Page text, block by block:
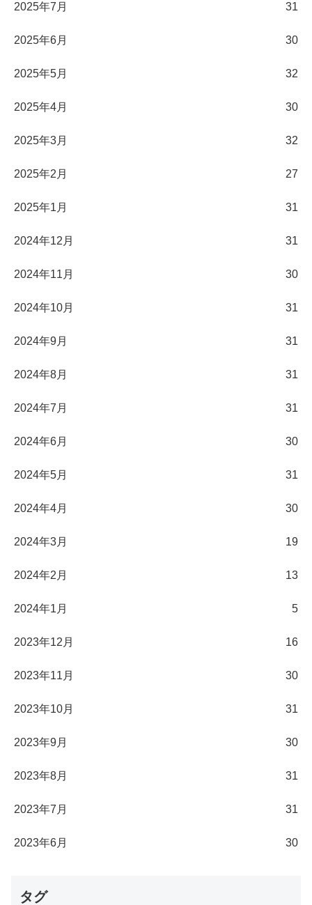
2025年7月 31
2025年6月 30
2025年5月 32
2025年4月 30
2025年3月 32
2025年2月 27
2025年1月 31
2024年12月 31
2024年11月 30
2024年10月 31
2024年9月 31
2024年8月 31
2024年7月 31
2024年6月 30
2024年5月 31
2024年4月 30
2024年3月 19
2024年2月 13
2024年1月 5
2023年12月 16
2023年11月 30
2023年10月 31
2023年9月 30
2023年8月 31
2023年7月 31
2023年6月 30
タグ